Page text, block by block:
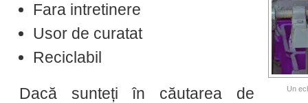
Un
Fara intretinere
Usor de curatat
Reciclabil
Dacă sunteți în căutarea de